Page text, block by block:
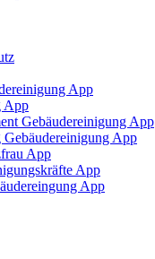
App
App
Gebäudereinigung App
Gebäudereinigung App
App
App
App